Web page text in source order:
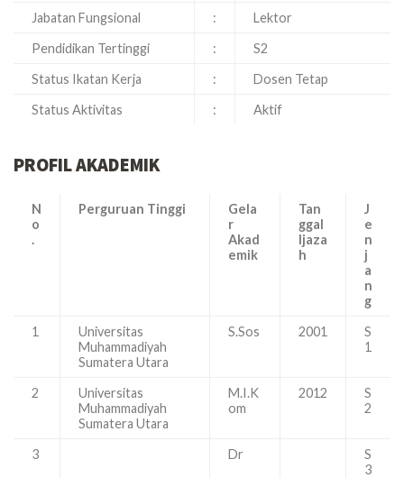
Jabatan Fungsional
:
Lektor
Pendidikan Tertinggi
:
S2
Status Ikatan Kerja
:
Dosen Tetap
Status Aktivitas
: Aktif
PROFIL AKADEMIK
N
o
.
Perguruan Tinggi
Gela
r
Akad
emik
Tan
ggal
Ijaza
h
J
e
n
j
a
n
g
1
Universitas
Muhammadiyah
Sumatera Utara
S.Sos 2001
S
1
2
Universitas
Muhammadiyah
Sumatera Utara
M.I.K
om
2012
S
2
3 Dr
S
3